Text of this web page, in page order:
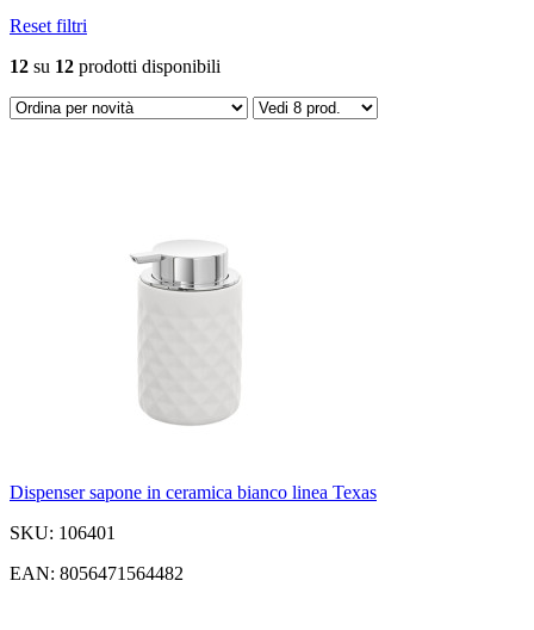
Reset filtri
12 su 12 prodotti disponibili
Dispenser sapone in ceramica bianco linea Texas
SKU: 106401
EAN: 8056471564482